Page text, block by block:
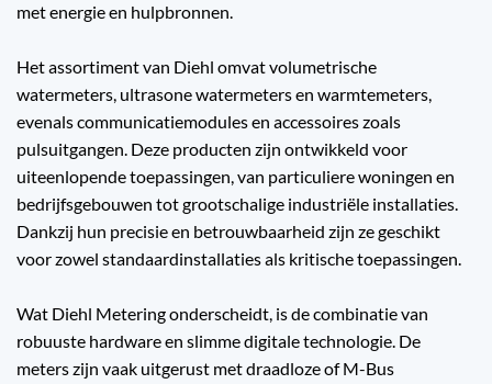
met energie en hulpbronnen.
Het assortiment van Diehl omvat volumetrische
watermeters, ultrasone watermeters en warmtemeters,
evenals communicatiemodules en accessoires zoals
pulsuitgangen. Deze producten zijn ontwikkeld voor
uiteenlopende toepassingen, van particuliere woningen en
bedrijfsgebouwen tot grootschalige industriële installaties.
Dankzij hun precisie en betrouwbaarheid zijn ze geschikt
voor zowel standaardinstallaties als kritische toepassingen.
Wat Diehl Metering onderscheidt, is de combinatie van
robuuste hardware en slimme digitale technologie. De
meters zijn vaak uitgerust met draadloze of M-Bus